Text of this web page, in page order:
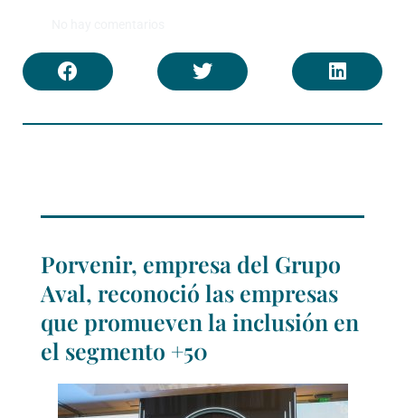
Porvenir, empresa del Grupo
Aval, reconoció las empresas
que promueven la inclusión en
el segmento +50